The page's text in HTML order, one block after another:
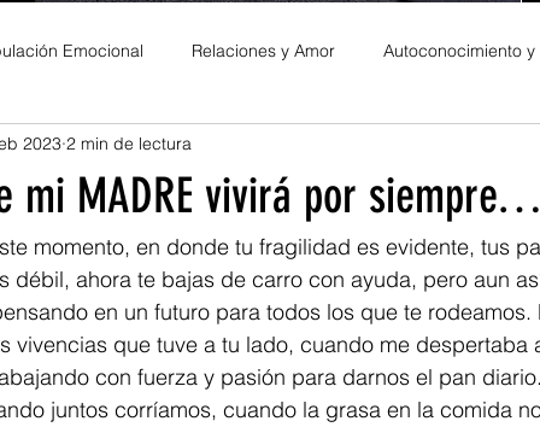
Emocional Relaciones y Amor Autoconocimiento
Personales
mi MADRE vivirá por
2023 2 min de lectura
momento, en donde tu fragilidad es evidente, tus
débil, ahora te bajas de carro con ayuda, pero aun
en un futuro para todos los que te
vivencias que tuve a tu lado, cuando me despertaba
con fuerza y pasión para darnos el pan
juntos corríamos, cuando la grasa en la comida